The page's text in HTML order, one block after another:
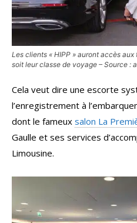
Les clients « HIPP » auront accès
soit leur classe de voyage – Source :
Cela veut dire une escorte
l’enregistrement à
dont le fameux salon La
Gaulle et ses services
Limousine.